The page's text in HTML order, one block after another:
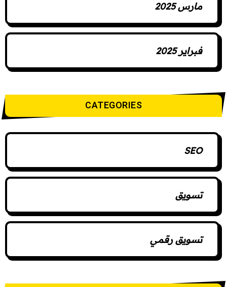
مارس 2025
فبراير 2025
CATEGORIES
SEO
تسويق
تسويق رقمي